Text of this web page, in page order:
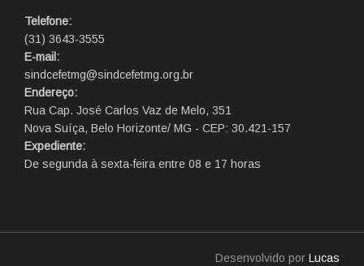
Telefone:
(31) 3643-3555
E-mail:
sindcefetmg@sindcefetmg.org.br
Endereço:
Rua Cap. José Carlos Vaz de Melo, 351
Nova Suíça, Belo Horizonte/ MG - CEP: 30.421-157
Expediente:
De segunda à sexta-feira entre 08 e 17 horas
Desenvolvido por Lucas